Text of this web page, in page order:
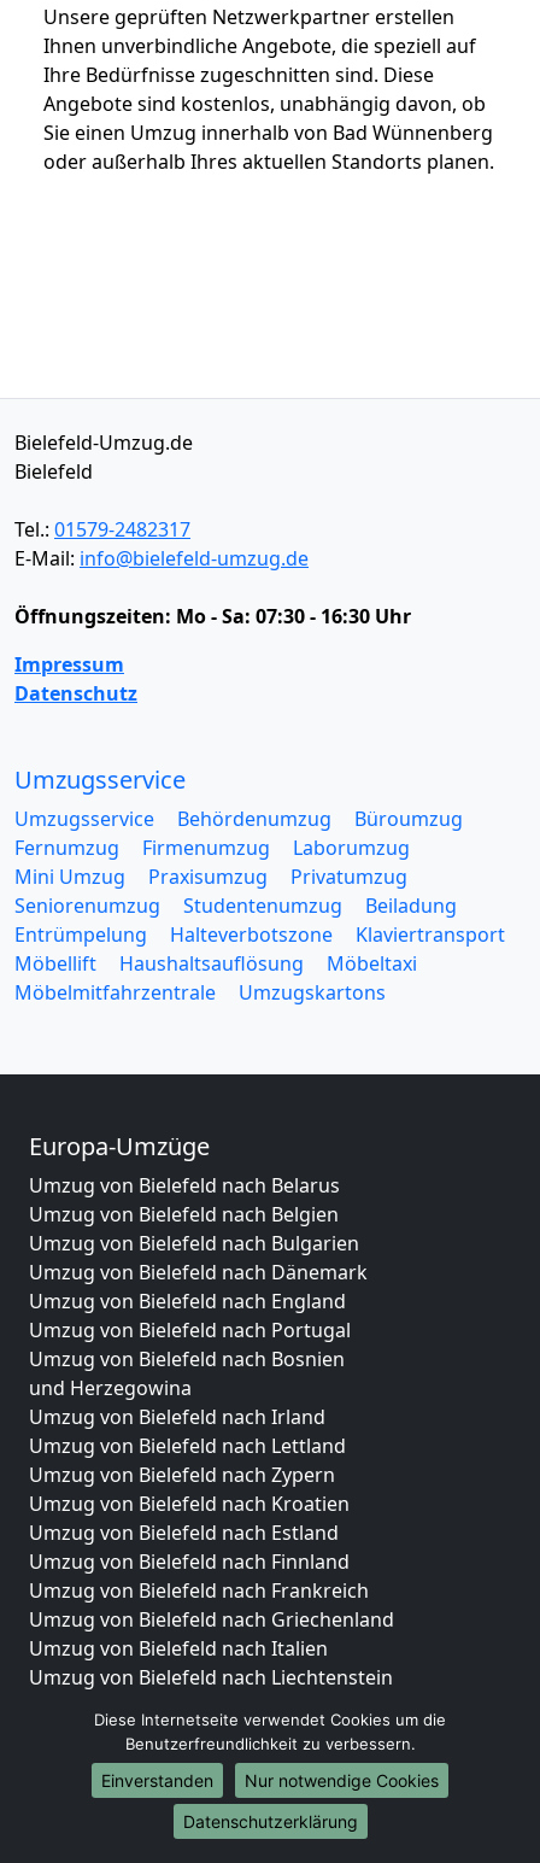
Unsere geprüften Netzwerkpartner erstellen
Ihnen unverbindliche Angebote, die speziell auf
Ihre Bedürfnisse zugeschnitten sind. Diese
Angebote sind kostenlos, unabhängig davon, ob
Sie einen Umzug innerhalb von Bad Wünnenberg
oder außerhalb Ihres aktuellen Standorts planen.
Bielefeld-Umzug.de
Bielefeld
Tel.: 01579-2482317
E-Mail: info@bielefeld-umzug.de
Öffnungszeiten: Mo - Sa: 07:30 - 16:30 Uhr
Impressum
Datenschutz
Umzugsservice
Umzugsservice Behördenumzug
Büroumzug
Fernumzug
Firmenumzug
Laborumzug
Mini Umzug
Praxisumzug
Privatumzug
Seniorenumzug
Studentenumzug
Beiladung
Entrümpelung
Halteverbotszone
Klaviertransport
Möbellift
Haushaltsauflösung
Möbeltaxi
Möbelmitfahrzentrale
Umzugskartons
Europa-Umzüge
Umzug von Bielefeld nach Belarus
Umzug von Bielefeld nach Belgien
Umzug von Bielefeld nach Bulgarien
Umzug von Bielefeld nach Dänemark
Umzug von Bielefeld nach England
Umzug von Bielefeld nach Portugal
Umzug von Bielefeld nach Bosnien
und Herzegowina
Umzug von Bielefeld nach Irland
Umzug von Bielefeld nach Lettland
Umzug von Bielefeld nach Zypern
Umzug von Bielefeld nach Kroatien
Umzug von Bielefeld nach Estland
Umzug von Bielefeld nach Finnland
Umzug von Bielefeld nach Frankreich
Umzug von Bielefeld nach Griechenland
Umzug von Bielefeld nach Italien
Umzug von Bielefeld nach Liechtenstein
Umzug von Bielefeld nach Niederlande
Umzug von Bielefeld nach Norwegen
Umzüge-Deutschlandweit
Diese Internetseite verwendet Cookies um die
Benutzerfreundlichkeit zu verbessern.
Einverstanden
Nur notwendige Cookies
Datenschutzerklärung